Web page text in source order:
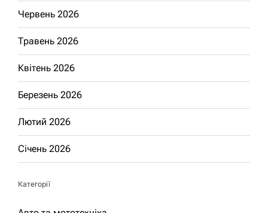
Червень 2026
Травень 2026
Квітень 2026
Березень 2026
Лютий 2026
Січень 2026
Категорії